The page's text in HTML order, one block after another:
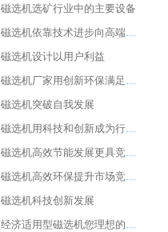
磁选机选矿行业中的主要设备
磁选机依靠技术进步向高端转型
磁选机设计以用户利益
磁选机厂家用创新环保满足市发展
磁选机突破自我发展
磁选机用科技和创新成为行业中的顶梁柱
磁选机高效节能发展更具竞争力
磁选机高效环保提升市场竞争力
磁选机科技创新发展
经济适用型磁选机您理想的选择